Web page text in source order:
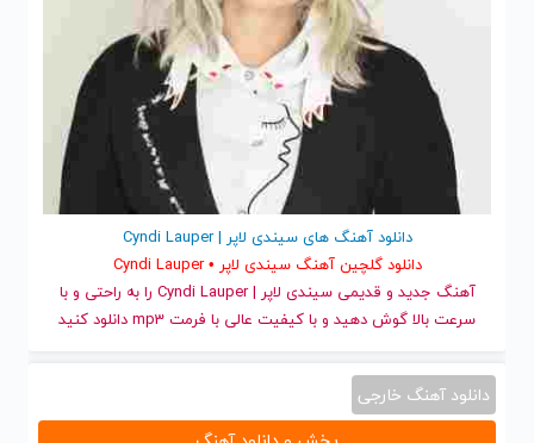
دانلود آهنگ های سیندی لاپر | Cyndi Lauper
دانلود گلچین آهنگ سیندی لاپر • Cyndi Lauper
آهنگ جدید
و قدیمی سیندی لاپر | Cyndi Lauper را به راحتی و با
سرعت بالا گوش دهید و با کیفیت عالی با فرمت mp3 دانلود کنید
دانلود آهنگ خارجی